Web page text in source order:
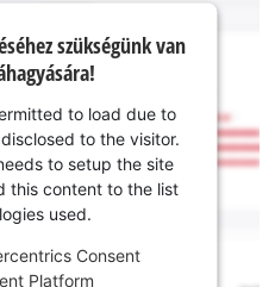
szükségünk van
to load due to
to the visitor.
to setup the site
this content to the list
used.
Consent
Platform